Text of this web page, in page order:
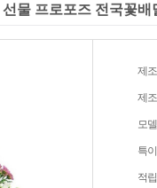
물 프로포즈 전국꽃배
제
제
모
특
적